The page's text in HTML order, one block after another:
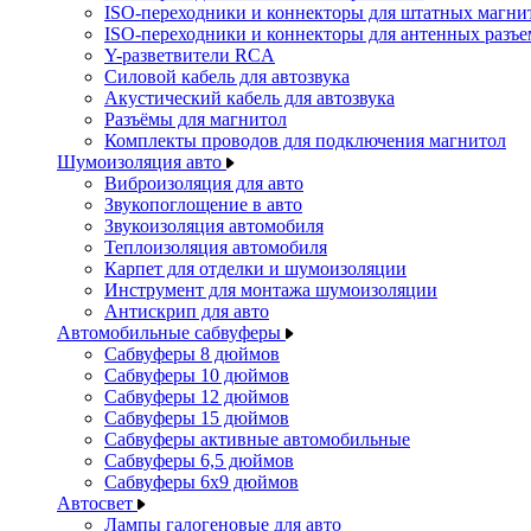
ISO-переходники и коннекторы для штатных
ISO-переходники и коннекторы для антенных
Y-разветвители RCA
Силовой кабель для автозвука
Акустический кабель для автозвука
Разъёмы для магнитол
Комплекты проводов для подключения магнитол
Шумоизоляция авто
Виброизоляция для авто
Звукопоглощение в авто
Звукоизоляция автомобиля
Теплоизоляция автомобиля
Карпет для отделки и шумоизоляции
Инструмент для монтажа шумоизоляции
Антискрип для авто
Автомобильные сабвуферы
Сабвуферы 8 дюймов
Сабвуферы 10 дюймов
Сабвуферы 12 дюймов
Сабвуферы 15 дюймов
Сабвуферы активные автомобильные
Сабвуферы 6,5 дюймов
Сабвуферы 6x9 дюймов
Автосвет
Лампы галогеновые для авто